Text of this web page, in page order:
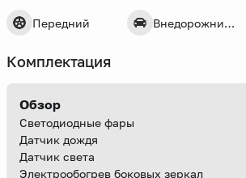
Передний Внедорожник 5 дв.
Комплектация
Обзор
Светодиодные фары
Датчик дождя
Датчик света
Электрообогрев боковых зеркал